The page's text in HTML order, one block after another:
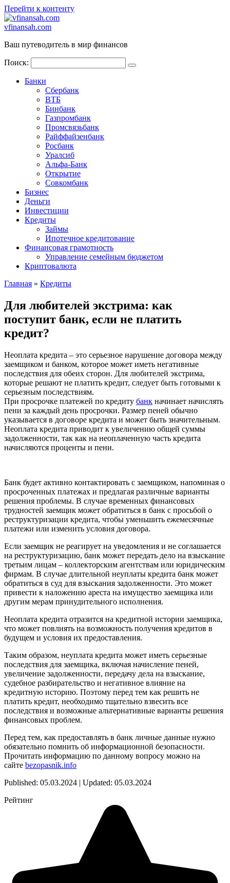
Перейти к контенту
vfinansah.com
Ваш путеводитель в мир финансов
Поиск:
Банки
Сбербанк
ВТБ
Бинбанк
Газпромбанк
Промсвязьбанк
Райффайзенбанк
Росбанк
Уралсиб
Альфа-Банк
Открытие
Совкомбанк
Бизнес
Деньги
Инвестиции
Кредиты
Займы
Ипотечное кредитование
Финансовая грамотность
Управление семейным бюджетом
Криптовалюта
Главная » Кредиты
Для любителей экстрима: как
поступит банк, если не платить
кредит?
Неоплата кредита – это серьезное нарушение договора между
заемщиком и банком, которое может иметь негативные
последствия для обеих сторон. Для любителей экстрима,
которые решают не платить кредит, следует быть готовыми к
серьезным последствиям.
При просрочке платежей по кредиту банк начинает начислять
пени за каждый день просрочки. Размер пеней обычно
указывается в договоре кредита и может быть значительным.
Неоплата кредита приводит к увеличению общей суммы
задолженности, так как на неоплаченную часть кредита
начисляются проценты и пени.
Банк будет активно контактировать с заемщиком, напоминая о
просроченных платежах и предлагая различные варианты
решения проблемы. В случае временных финансовых
трудностей заемщик может обратиться в банк с просьбой о
реструктуризации кредита, чтобы уменьшить ежемесячные
платежи или изменить условия договора.
Если заемщик не реагирует на уведомления и не соглашается
на реструктуризацию, банк может передать дело на взыскание
третьим лицам – коллекторским агентствам или юридическим
фирмам. В случае длительной неуплаты кредита банк может
обратиться в суд для взыскания задолженности. Это может
привести к наложению ареста на имущество заемщика или
другим мерам принудительного исполнения.
Неоплата кредита отразится на кредитной истории заемщика,
что может повлиять на возможность получения кредитов в
будущем и условия их предоставления.
Таким образом, неуплата кредита может иметь серьезные
последствия для заемщика, включая начисление пеней,
увеличение задолженности, передачу дела на взыскание,
судебное разбирательство и негативное влияние на
кредитную историю. Поэтому перед тем как решить не
платить кредит, необходимо тщательно взвесить все
последствия и возможные альтернативные варианты решения
финансовых проблем.
Перед тем, как предоставлять в банк личные данные нужно
обязательно помнить об информационной безопасности.
Прочитать информацию по данному вопросу можно на
сайте bezopasnik.info
Published: 05.03.2024 | Updated: 05.03.2024
Рейтинг